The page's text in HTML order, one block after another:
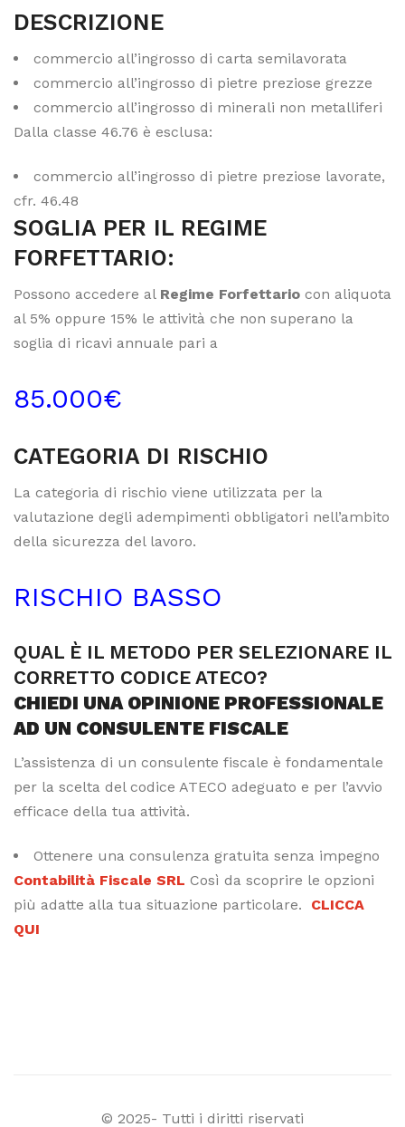
DESCRIZIONE
commercio all’ingrosso di carta semilavorata
commercio all’ingrosso di pietre preziose grezze
commercio all’ingrosso di minerali non metalliferi
Dalla classe 46.76 è esclusa:
commercio all’ingrosso di pietre preziose lavorate,
cfr. 46.48
SOGLIA PER IL REGIME
FORFETTARIO:
Possono accedere al Regime Forfettario con aliquota
al 5% oppure 15% le attività che non superano la
soglia di ricavi annuale pari a
85.000€
CATEGORIA DI RISCHIO
La categoria di rischio viene utilizzata per la
valutazione degli adempimenti obbligatori nell’ambito
della sicurezza del lavoro.
RISCHIO BASSO
QUAL È IL METODO PER SELEZIONARE IL
CORRETTO CODICE ATECO?
CHIEDI UNA OPINIONE PROFESSIONALE
AD UN CONSULENTE FISCALE
L’assistenza di un consulente fiscale è fondamentale
per la scelta del codice ATECO adeguato e per l’avvio
efficace della tua attività.
Ottenere una consulenza gratuita senza impegno
Contabilità Fiscale SRL Così da scoprire le opzioni
più adatte alla tua situazione particolare. CLICCA
QUI
© 2025- Tutti i diritti riservati